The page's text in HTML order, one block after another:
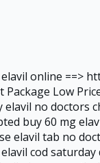
online ==>
Low
elavil no doctors
buy 60 mg
elavil tab no
cod